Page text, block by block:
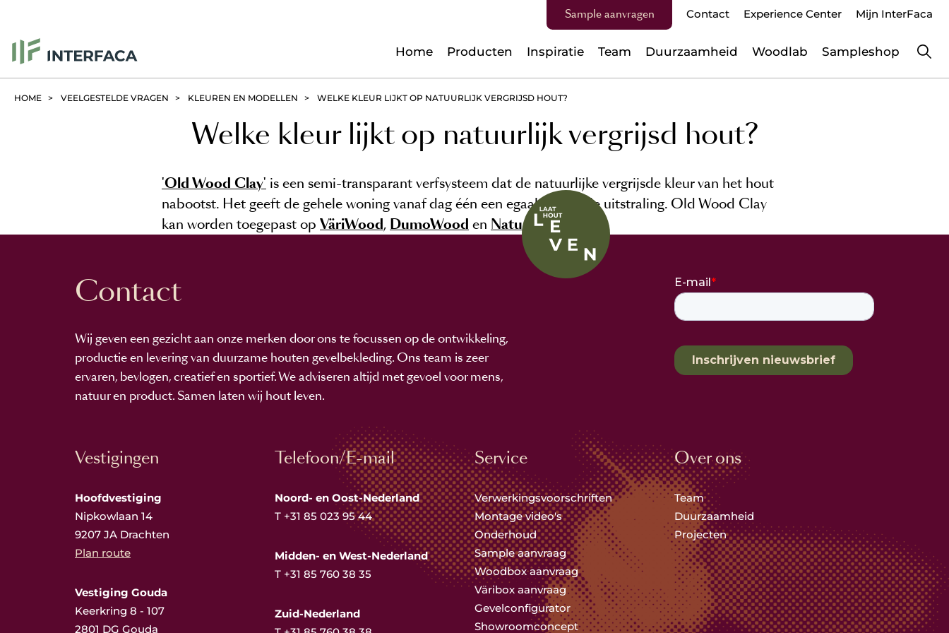
Sample aanvragen Contact Experience Center Mijn InterFaca
Home Producten Inspiratie Team Duurzaamheid Woodlab Sampleshop
HOME VEELGESTELDE VRAGEN KLEUREN EN MODELLEN WELKE KLEUR LIJKT OP NATUURLIJK VERGRIJSD HOUT?
Welke kleur lijkt op natuurlijk vergrijsd hout?
'Old Wood Clay' is een semi-transparant verfsysteem dat de natuurlijke vergrijsde kleur van het hout
nabootst. Het geeft de gehele woning vanaf dag één een egaal vergrijsde uitstraling. Old Wood Clay
kan worden toegepast op VäriWood, DumoWood en NaturalCladding
Contact
Wij geven een gezicht aan onze merken door ons te focussen op de ontwikkeling,
productie en levering van duurzame houten gevelbekleding. Ons team is zeer
ervaren, bevlogen, creatief en sportief. We adviseren altijd met gevoel voor mens,
natuur en product. Samen laten wij hout leven.
Vestigingen
Hoofdvestiging
Nipkowlaan 14
9207 JA Drachten
Plan route
Vestiging Gouda
Keerkring 8 - 107
2801 DG Gouda
Telefoon/E-mail
Noord- en Oost-Nederland
T +31 85 023 95 44
Midden- en West-Nederland
T +31 85 760 38 35
Zuid-Nederland
Service
Verwerkingsvoorschriften
Montage video's
Onderhoud
Sample aanvraag
Woodbox aanvraag
Väribox aanvraag
Gevelconfigurator
Showroomconcept
Over ons
Team
Duurzaamheid
Projecten